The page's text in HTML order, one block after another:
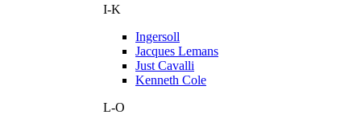
I-K
Ingersoll
Jacques Lemans
Just Cavalli
Kenneth Cole
L-O